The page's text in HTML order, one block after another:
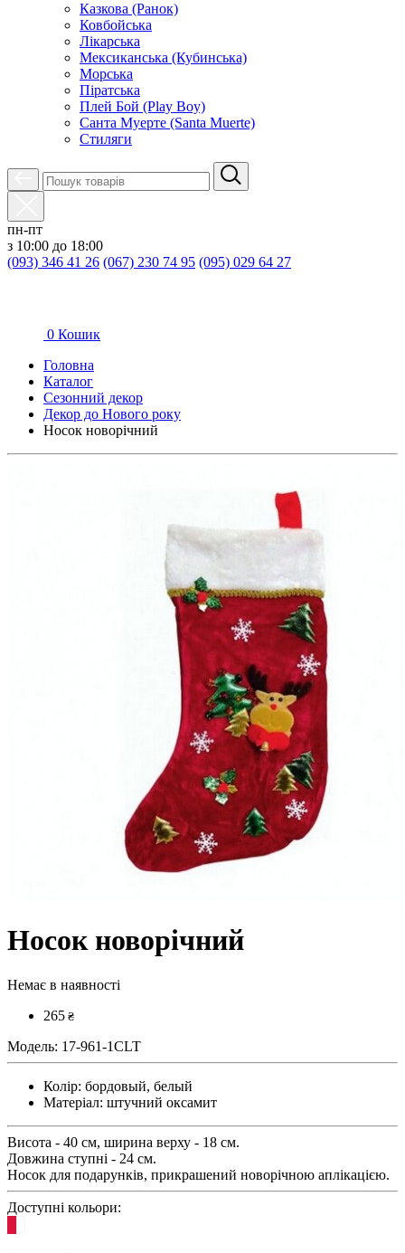
Казкова (Ранок)
Ковбойська
Лікарська
Мексиканська (Кубинська)
Морська
Піратська
Плей Бой (Play Boy)
Санта Муерте (Santa Muerte)
Стиляги
пн-пт
з 10:00 до 18:00
(093) 346 41 26 (067) 230 74 95 (095) 029 64 27
0 Кошик
Головна
Каталог
Сезонний декор
Декор до Нового року
Носок новорічний
Носок новорічний
Немає в наявності
265 ₴
Модель: 17-961-1CLT
Колір: бордовый, белый
Матеріал: штучний оксамит
Висота - 40 см, ширина верху - 18 см.
Довжина ступні - 24 см.
Носок для подарунків, прикрашений новорічною аплікацією.
Доступні кольори: